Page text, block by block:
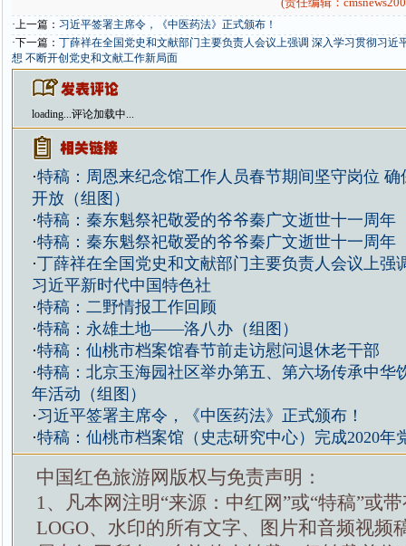
·上一篇： 习近平签署主席令，《中医药法》正式颁布！
·下一篇： 丁薛祥在全国党史和文献部门主要负责人会议上强调 深入学习贯彻习近
想 不断开创党史和文献工作新局面
loading...评论加载中...
·特稿：周恩来纪念馆工作人员春节期间坚守岗位 确
开放（组图）
·特稿：秦东魁祭祀敬爱的爷爷秦广文逝世十一周年
·特稿：秦东魁祭祀敬爱的爷爷秦广文逝世十一周年
·丁薛祥在全国党史和文献部门主要负责人会议上强
习近平新时代中国特色社
·特稿：二野情报工作回顾
·特稿：永雄土地——洛八办（组图）
·特稿：仙桃市档案馆春节前走访慰问退休老干部
·特稿：北京玉海园社区举办第五、第六场传承中华
年活动（组图）
·习近平签署主席令，《中医药法》正式颁布！
·特稿：仙桃市档案馆（史志研究中心）完成2020年
中国红色旅游网版权与免责声明：
1、凡本网注明“来源：中红网”或“特稿”或
LOGO、水印的所有文字、图片和音频视频